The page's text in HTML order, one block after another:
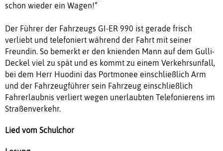
schon wieder ein Wagen!“
Der Führer der Fahrzeugs GI-ER 990 ist gerade frisch
verliebt und telefoniert während der Fahrt mit seiner
Freundin. So bemerkt er den knienden Mann auf dem Gulli-
Deckel viel zu spät und es kommt zu einem Verkehrsunfall,
bei dem Herr Huodini das Portmonee einschließlich Arm
und der Fahrzeugführer sein Fahrzeug einschließlich
Fahrerlaubnis verliert wegen unerlaubten Telefonierens im
Straßenverkehr.
Lied vom Schulchor